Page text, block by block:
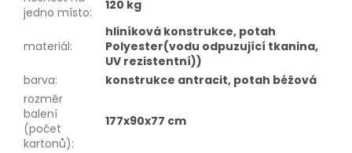
jedno místo: 120 kg
materiál:
hliníková konstrukce, potah
Polyester(vodu odpuzující tkanina,
UV rezistentní))
barva:
konstrukce antracit, potah béžová
rozměr
balení
(počet
kartonů):
177x90x77 cm